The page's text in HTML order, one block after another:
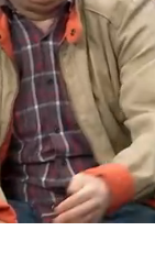
Yüklendi